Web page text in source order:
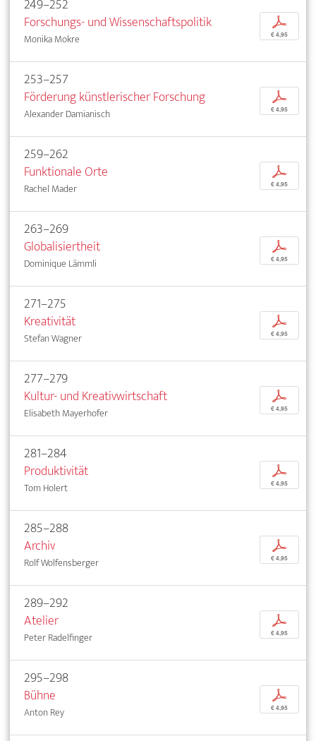
249–252
Forschungs- und Wissenschaftspolitik
Monika Mokre
p
€ 4,95
253–257
Förderung künstlerischer Forschung
Alexander Damianisch
p
€ 4,95
259–262
Funktionale Orte
Rachel Mader
p
€ 4,95
263–269
Globalisiertheit
Dominique Lämmli
p
€ 4,95
271–275
Kreativität
Stefan Wagner
p
€ 4,95
277–279
Kultur- und Kreativwirtschaft
Elisabeth Mayerhofer
p
€ 4,95
281–284
Produktivität
Tom Holert
p
€ 4,95
285–288
Archiv
Rolf Wolfensberger
p
€ 4,95
289–292
Atelier
Peter Radelfinger
p
€ 4,95
295–298
Bühne
Anton Rey
p
€ 4,95